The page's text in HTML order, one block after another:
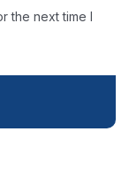
the next time I